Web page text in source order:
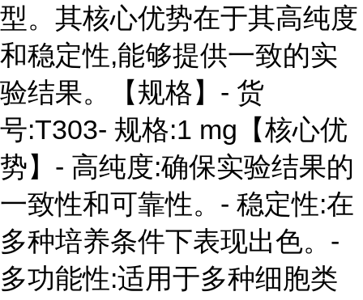
型。其核心优势在于其高纯度
和稳定性,能够提供一致的实
验结果。【规格】- 货
号:T303- 规格:1 mg【核心优
势】- 高纯度:确保实验结果的
一致性和可靠性。- 稳定性:在
多种培养条件下表现出色。-
多功能性:适用于多种细胞类